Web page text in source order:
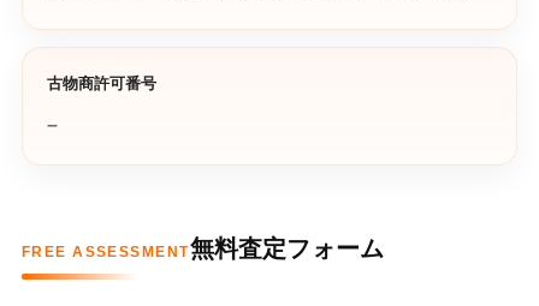
古物商許可番号
–
FREE ASSESSMENT無料査定フォーム